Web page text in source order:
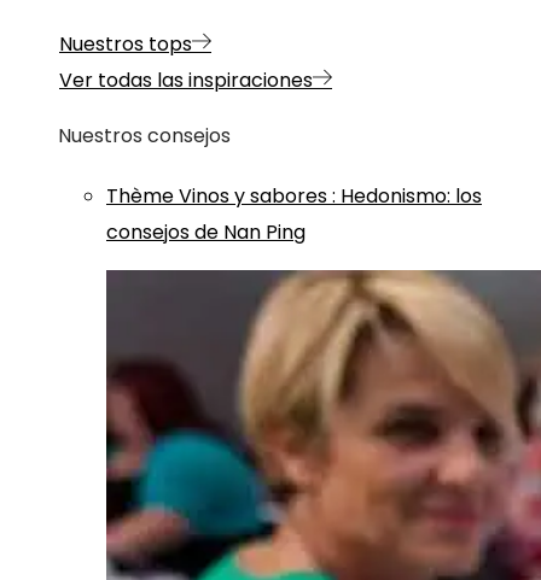
Nuestros tops
Ver todas las inspiraciones
Nuestros consejos
ThèmeVinos y sabores: Hedonismo: los
consejos de Nan Ping